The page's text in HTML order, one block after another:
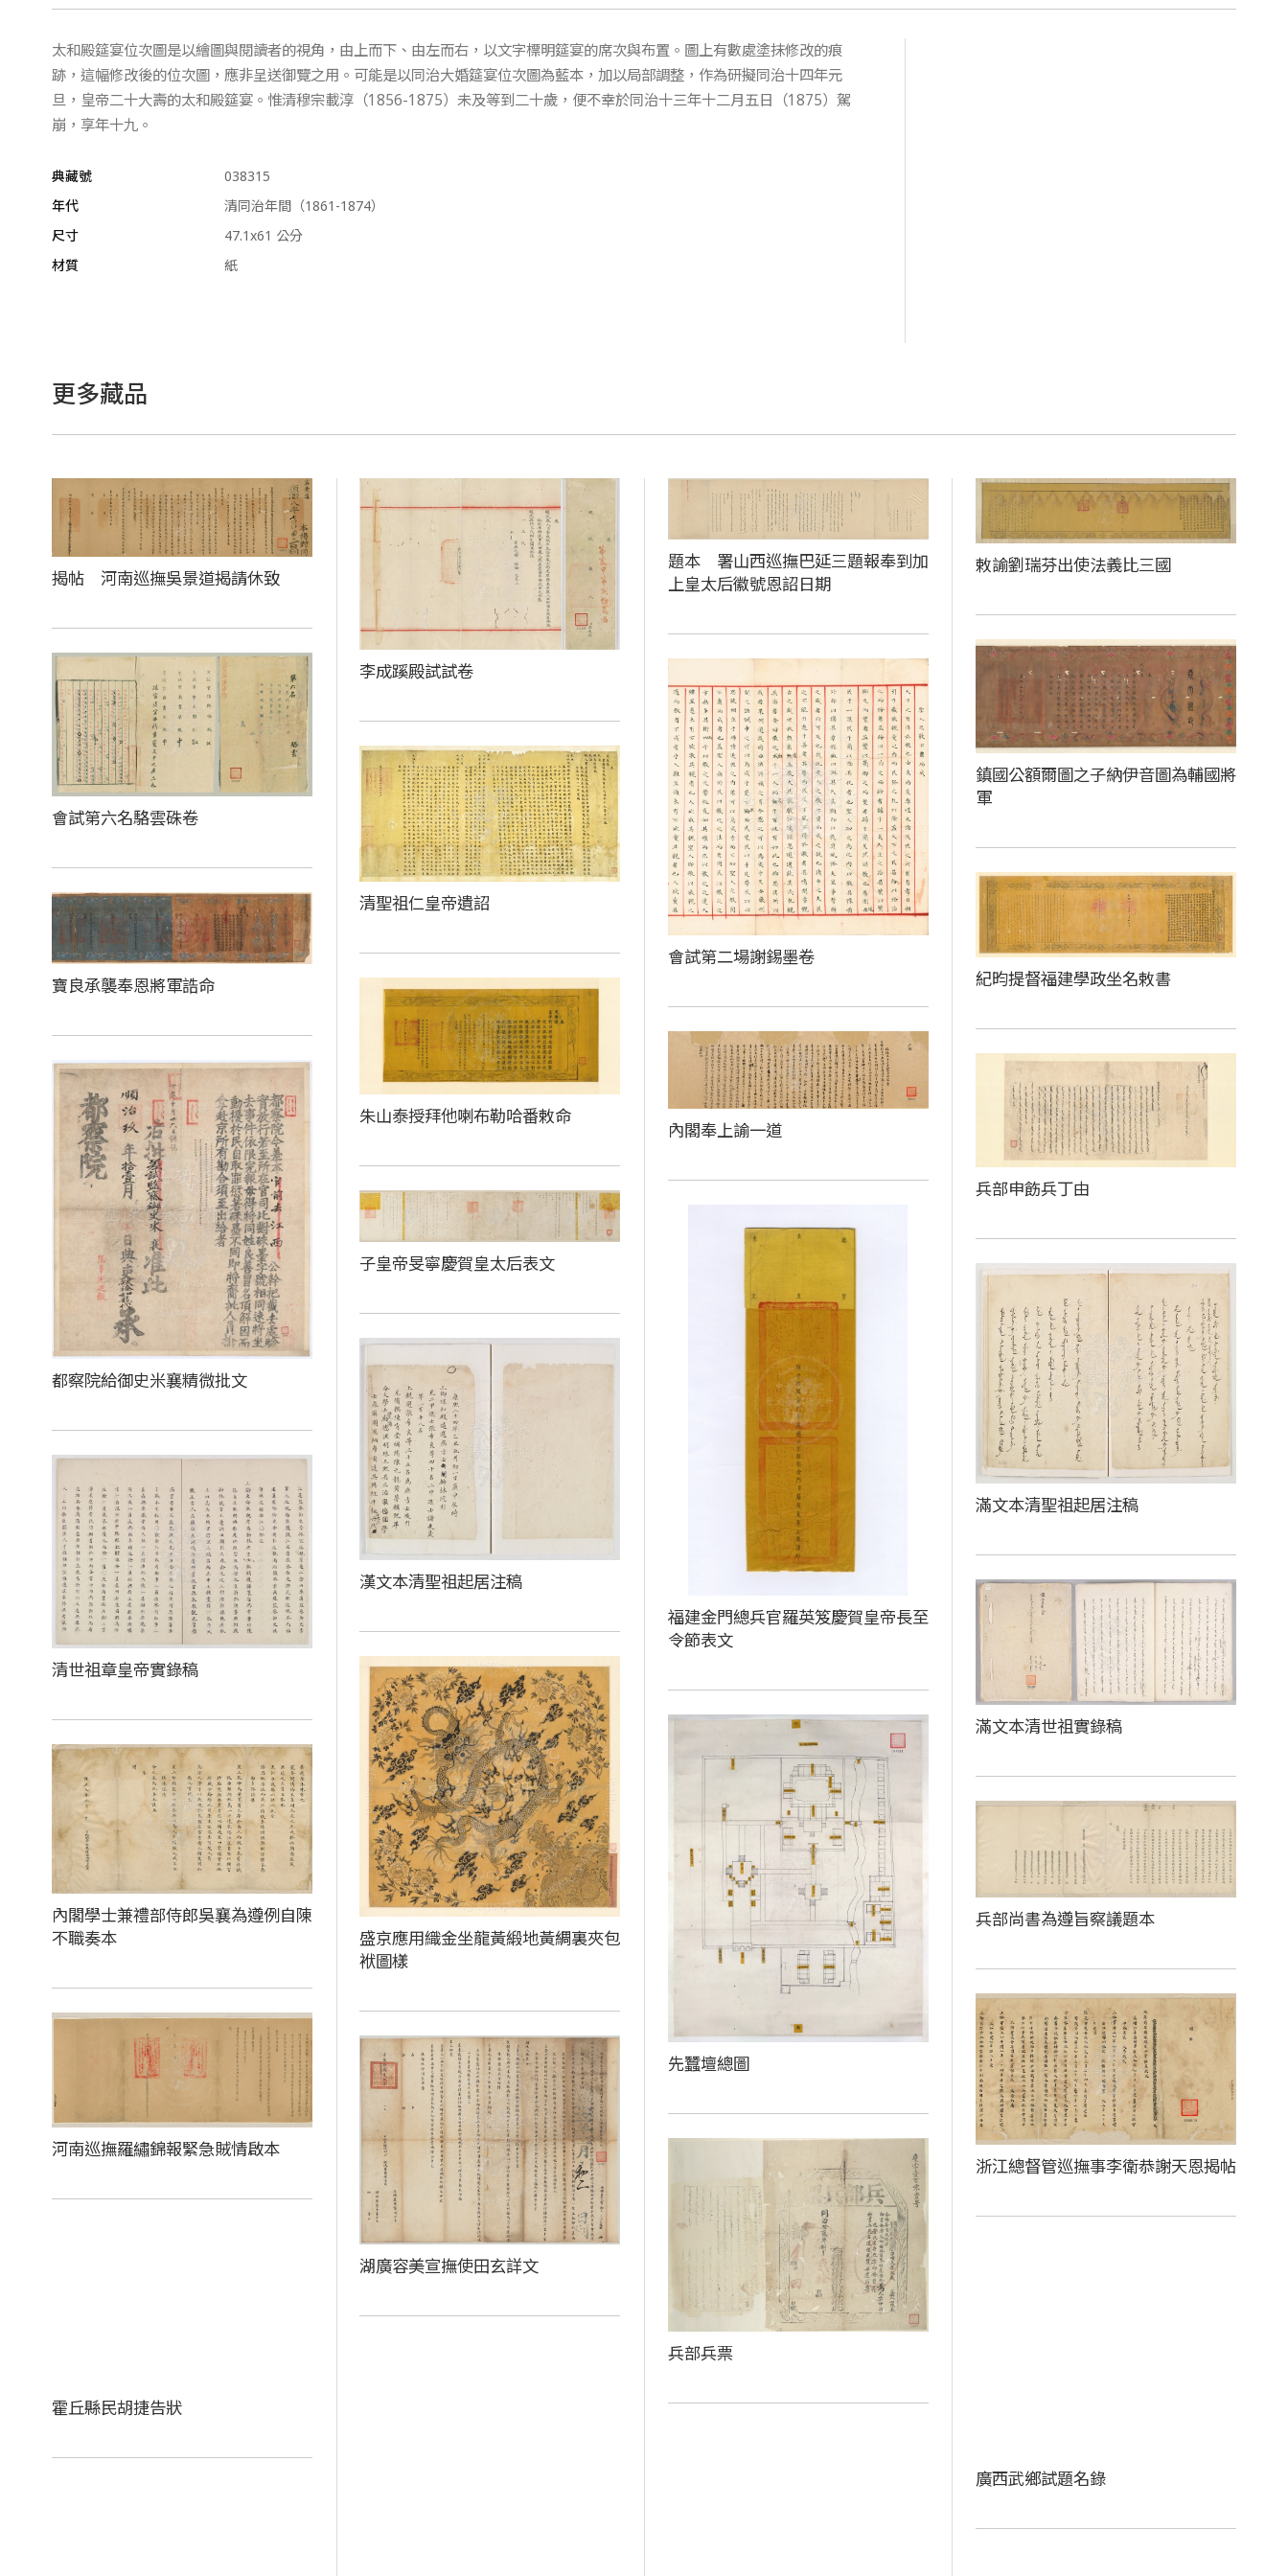
太和殿筵宴位次圖是以繪圖與閱讀者的視角，由上而下、由左而右，以文字標明筵宴的席次與布置。圖上有數處塗抹修改的痕
跡，這幅修改後的位次圖，應非呈送御覽之用。可能是以同治大婚筵宴位次圖為藍本，加以局部調整，作為研擬同治十四年元
旦，皇帝二十大壽的太和殿筵宴。惟清穆宗載淳（1856-1875）未及等到二十歲，便不幸於同治十三年十二月五日（1875）駕
崩，享年十九。
典藏號
038315
年代
清同治年間（1861-1874）
尺寸
47.1x61 公分
材質
紙
更多藏品
揭帖 河南巡撫吳景道揭請休致
李成蹊殿試試卷
題本 署山西巡撫巴延三題報奉到加
上皇太后徽號恩詔日期
敕諭劉瑞芬出使法義比三國
鎮國公額爾圖之子納伊音圖為輔國將
軍
會試第六名駱雲硃卷
會試第二場謝錫墨卷
清聖祖仁皇帝遺詔
紀昀提督福建學政坐名敕書
寶良承襲奉恩將軍誥命
朱山泰授拜他喇布勒哈番敕命
內閣奉上諭一道
兵部申飭兵丁由
都察院給御史米襄精微批文
子皇帝旻寧慶賀皇太后表文
福建金門總兵官羅英笈慶賀皇帝長至
令節表文
滿文本清聖祖起居注稿
漢文本清聖祖起居注稿
清世祖章皇帝實錄稿
滿文本清世祖實錄稿
盛京應用織金坐龍黃緞地黃綢裏夾包
袱圖樣
先蠶壇總圖
內閣學士兼禮部侍郎吳襄為遵例自陳
不職奏本
兵部尚書為遵旨察議題本
浙江總督管巡撫事李衛恭謝天恩揭帖
河南巡撫羅繡錦報緊急賊情啟本
湖廣容美宣撫使田玄詳文
兵部兵票
霍丘縣民胡捷告狀
廣西武鄉試題名錄